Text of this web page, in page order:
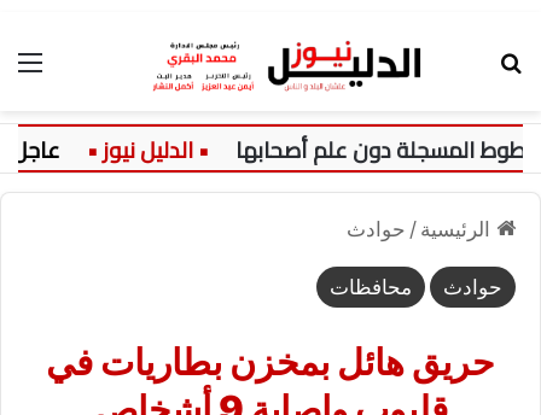
المسجلة دون علم أصحابها عاجل:
الرئيسية / حوادث
حوادث محافظات
حريق هائل بمخزن بطاريات في